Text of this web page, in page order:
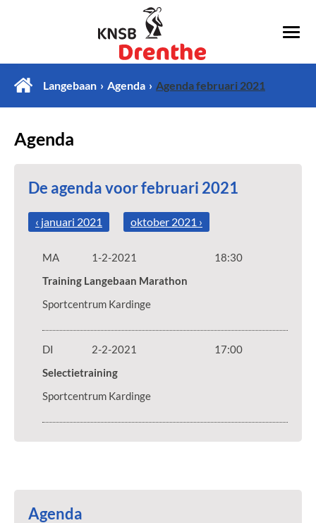
Langebaan Agenda Agenda februari 2021
Agenda
De agenda voor februari 2021
‹ januari 2021 oktober 2021 ›
MA 1-2-2021
18:30
Training Langebaan Marathon
Sportcentrum Kardinge
DI 2-2-2021
17:00
Selectietraining
Sportcentrum Kardinge
Agenda